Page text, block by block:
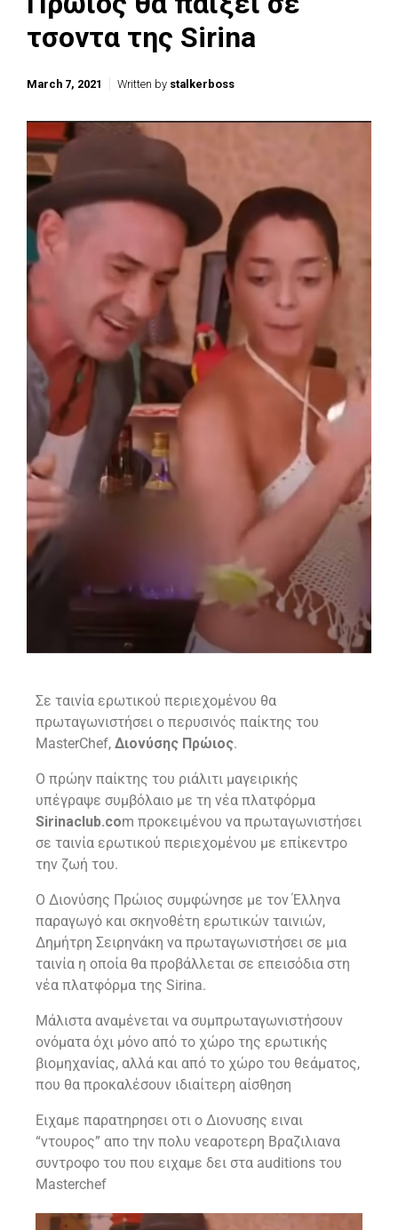
τσοντα της Sirina
March 7, 2021 Written by stalkerboss
Σε ταινία ερωτικού περιεχομένου θα
πρωταγωνιστήσει ο περυσινός παίκτης του
MasterChef, Διονύσης Πρώιος.
Ο πρώην παίκτης του ριάλιτι μαγειρικής
υπέγραψε συμβόλαιο με τη νέα πλατφόρμα
Sirinaclub.com προκειμένου να πρωταγωνιστήσει
σε ταινία ερωτικού περιεχομένου με επίκεντρο
την ζωή του.
Ο Διονύσης Πρώιος συμφώνησε με τον Έλληνα
παραγωγό και σκηνοθέτη ερωτικών ταινιών,
Δημήτρη Σειρηνάκη να πρωταγωνιστήσει σε μια
ταινία η οποία θα προβάλλεται σε επεισόδια στη
νέα πλατφόρμα της Sirina.
Μάλιστα αναμένεται να συμπρωταγωνιστήσουν
ονόματα όχι μόνο από το χώρο της ερωτικής
βιομηχανίας, αλλά και από το χώρο του θεάματος,
που θα προκαλέσουν ιδιαίτερη αίσθηση
Ειχαμε παρατηρησει οτι ο Διονυσης ειναι
“ντουρος” απο την πολυ νεαροτερη Βραζιλιανα
συντροφο του που ειχαμε δει στα auditions του
Masterchef